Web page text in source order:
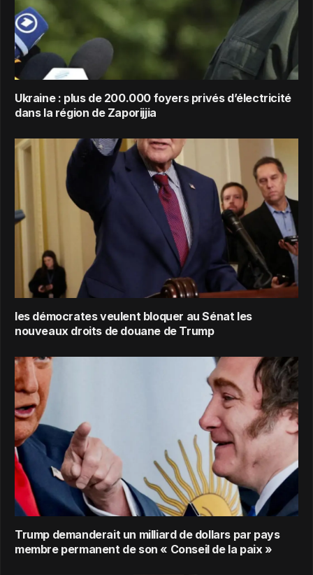
Ukraine : plus de 200.000 foyers privés d’électricité
dans la région de Zaporijjia
les démocrates veulent bloquer au Sénat les
nouveaux droits de douane de Trump
Trump demanderait un milliard de dollars par pays
membre permanent de son « Conseil de la paix »